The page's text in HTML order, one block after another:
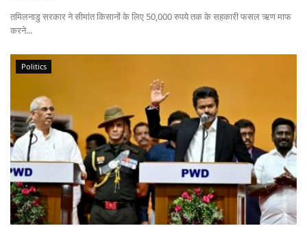
Agriculture Conclave and NACOF
Awards 2022
Agri Start-Ups
Language
English Hindi
तमिलनाडु सरकार ने सीमांत किसानों के लिए 50,000 रुपये तक के सहकारी फसल ऋण माफ
करने...
Politics